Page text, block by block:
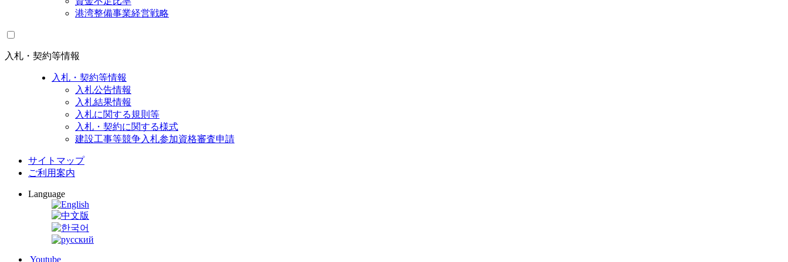
港湾整備事業経営戦略
入札・契約等情報
入札・契約等情報
入札公告情報
入札結果情報
入札に関する規則等
入札・契約に関する様式
建設工事等競争入札参加資格審査申請
サイトマップ
ご利用案内
Language
Youtube